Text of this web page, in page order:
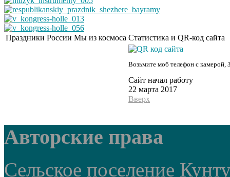
Праздники России Мы из космоса Статистика и QR-код сайта
Возьмите моб телефон с камерой,
Сайт начал работу
22 марта 2017
Вверх
Авторские права
Сельское поселение